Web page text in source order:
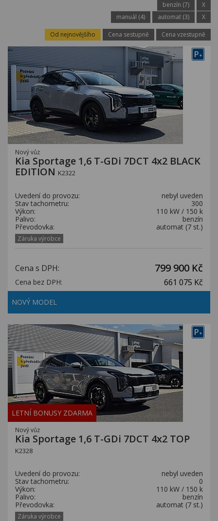
benzín (7)
X
manuál (4)
automat (3) X
Od nejnovějšího Cena sestupně Cena vzestupně
P+
Nový vůz
Kia Sportage 1,6 T-GDi 7DCT 4x2 BLACK
EDITION K2322
Uvedení do provozu:
nebyl uveden
Stav tachometru:
300
Výkon:
110 kW / 150 k
Palivo:
benzín
Převodovka:
automat (7 st.)
Záruka výrobce
Cena s DPH: 799 900 Kč
Cena bez DPH: 661 075 Kč
NOVÝ MODEL
P+
LETNÍ BONUSY ZDARMA
Nový vůz
Kia Sportage 1,6 T-GDi 7DCT 4x2 TOP
K2328
Uvedení do provozu:
nebyl uveden
Stav tachometru:
0
Výkon:
110 kW / 150 k
Palivo:
benzín
Převodovka:
automat (7 st.)
Záruka výrobce